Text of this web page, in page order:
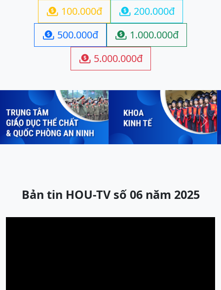
 100.000đ  200.000đ
 500.000đ  1.000.000đ
 5.000.000đ
Previous Next
Bản tin HOU-TV số 06 năm 2025